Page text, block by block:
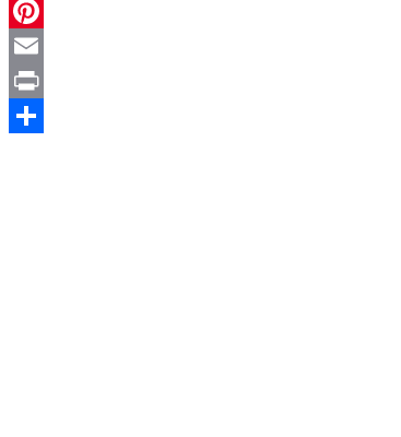
WhatsApp
Pinterest
Email
Print